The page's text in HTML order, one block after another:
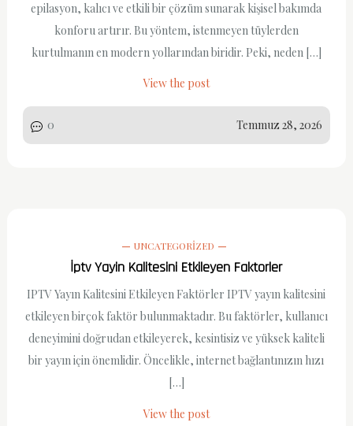
epilasyon, kalıcı ve etkili bir çözüm sunarak kişisel bakımda
konforu artırır. Bu yöntem, istenmeyen tüylerden
kurtulmanın en modern yollarından biridir. Peki, neden […]
View the post
0 Temmuz 28, 2026
UNCATEGORIZED
İptv Yayin Kalitesini Etkileyen Faktorler
IPTV Yayın Kalitesini Etkileyen Faktörler IPTV yayın kalitesini
etkileyen birçok faktör bulunmaktadır. Bu faktörler, kullanıcı
deneyimini doğrudan etkileyerek, kesintisiz ve yüksek kaliteli
bir yayın için önemlidir. Öncelikle, internet bağlantınızın hızı
[…]
View the post